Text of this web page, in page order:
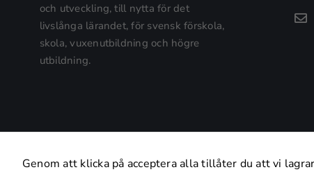
och utveckling, till nytta för det
livslånga lärandet, för svensk förskola,
skola, vuxenutbildning och högre
utbildning.
Genom att klicka på acceptera alla tillåter du att vi